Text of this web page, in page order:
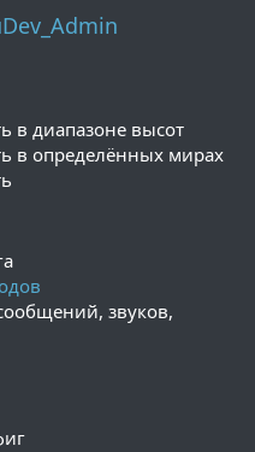
в диапазоне высот
в определённых мирах
звуков,